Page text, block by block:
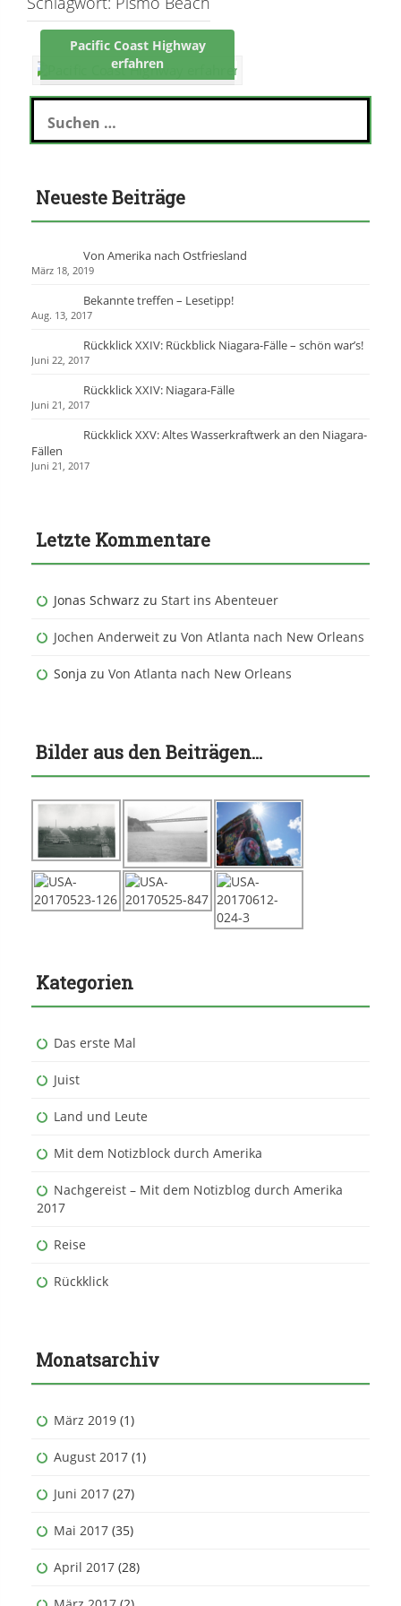
Pacific Coast Highway
erfahren
c
n
h
Neueste Beiträge
Von Amerika nach Ostfriesland
März 18, 2019
Bekannte treffen – Lesetipp!
Aug. 13, 2017
Rückklick XXIV: Rückblick Niagara-Fälle – schön war’s!
Juni 22, 2017
Rückklick XXIV: Niagara-Fälle
Juni 21, 2017
Rückklick XXV: Altes Wasserkraftwerk an den Niagara-
Fällen
Juni 21, 2017
Letzte Kommentare
Jonas Schwarz zu Start ins Abenteuer
Jochen Anderweit zu Von Atlanta nach New Orleans
Sonja zu Von Atlanta nach New Orleans
Bilder aus den Beiträgen…
Kategorien
Das erste Mal
Juist
Land und Leute
Mit dem Notizblock durch Amerika
Nachgereist – Mit dem Notizblog durch Amerika
2017
Reise
Rückklick
Monatsarchiv
März 2019 (1)
August 2017 (1)
Juni 2017 (27)
Mai 2017 (35)
April 2017 (28)